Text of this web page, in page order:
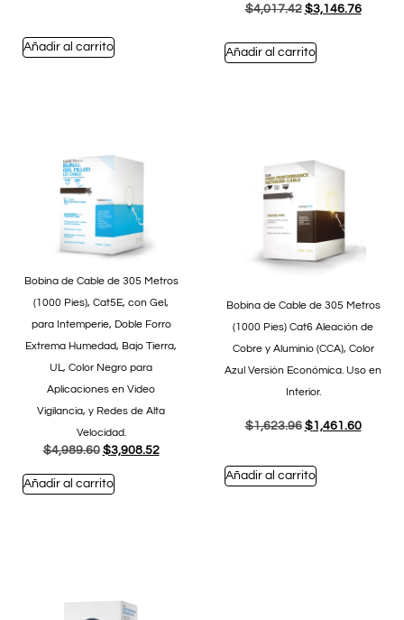
Añadir al carrito
$4,017.42 $3,146.76
Añadir al carrito
Bobina de Cable de 305 Metros
(1000 Pies), Cat5E, con Gel,
para Intemperie, Doble Forro
Extrema Humedad, Bajo Tierra,
UL, Color Negro para
Aplicaciones en Video
Vigilancia, y Redes de Alta
Velocidad.
$4,989.60 $3,908.52
Añadir al carrito
Bobina de Cable de 305 Metros
(1000 Pies) Cat6 Aleación de
Cobre y Aluminio (CCA), Color
Azul Versión Económica. Uso en
Interior.
$1,623.96 $1,461.60
Añadir al carrito